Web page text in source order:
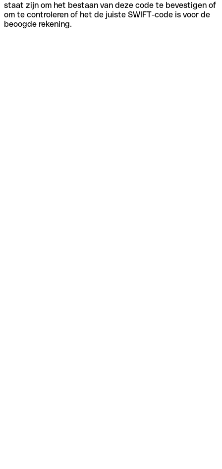
staat zijn om het bestaan van deze code te bevestigen of
om te controleren of het de juiste SWIFT-code is voor de
beoogde rekening.